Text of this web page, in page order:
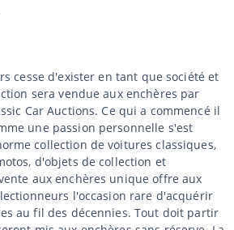
cesse d'exister en tant que société et
sera vendue aux enchères par
Car Auctions. Ce qui a commencé il
une passion personnelle s'est
collection de voitures classiques,
d'objets de collection et
aux enchères unique offre aux
l'occasion rare d'acquérir
au fil des décennies. Tout doit partir